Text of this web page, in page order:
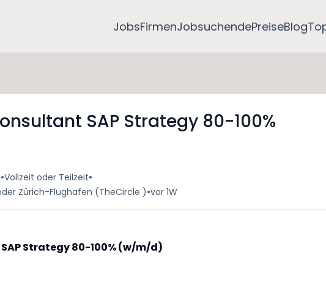
JobsFirmenJobsuchendePreiseBlog
SAP Strategy 80-100%
•Vollzeit oder Teilzeit•
Zürich-Flughafen (TheCircle )•vor 1W
Strategy 80-100% (w/m/d)